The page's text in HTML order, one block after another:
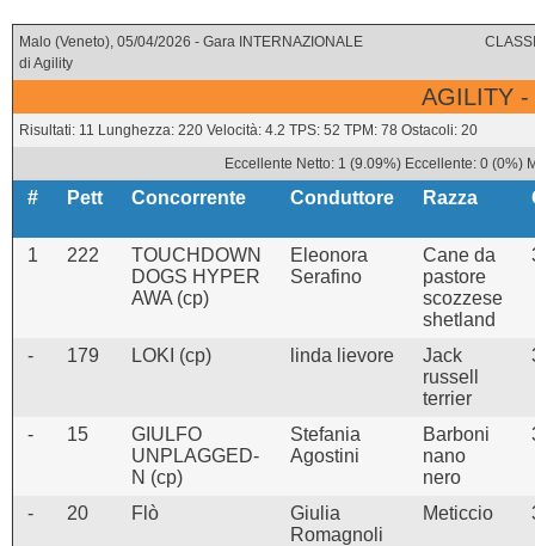
Malo (Veneto), 05/04/2026 - Gara INTERNAZIONALE
di Agility
AGILITY -
Risultati: 11 Lunghezza: 220 Velocità: 4.2 TPS: 52 TPM: 78 Ostacoli: 20
Eccellente Netto: 1 (9.09%) Eccellente: 0 (0%)
# Pett Concorrente Conduttore Razza
1 222
TOUCHDOWN
DOGS HYPER
AWA (cp)
Eleonora
Serafino
Cane da
pastore
scozzese
shetland
- 179 LOKI (cp) linda lievore
Jack
russell
terrier
- 15
GIULFO
UNPLAGGED-
N (cp)
Stefania
Agostini
Barboni
nano
nero
- 20 Flò
Giulia
Romagnoli
Meticcio